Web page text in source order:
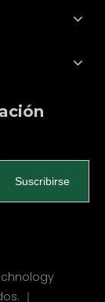
Suscribirse
｜